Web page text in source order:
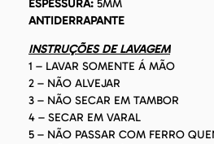
ESPESSURA: 5MM
ANTIDERRAPANTE
INSTRUÇÕES DE LAVAGEM
1 – LAVAR SOMENTE Á MÃO
2 – NÃO ALVEJAR
3 – NÃO SECAR EM TAMBOR
4 – SECAR EM VARAL
5 – NÃO PASSAR COM FERRO